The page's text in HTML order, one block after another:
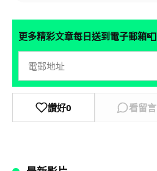
更多精彩文章每日送到電子郵箱📮
讚好0 看留言